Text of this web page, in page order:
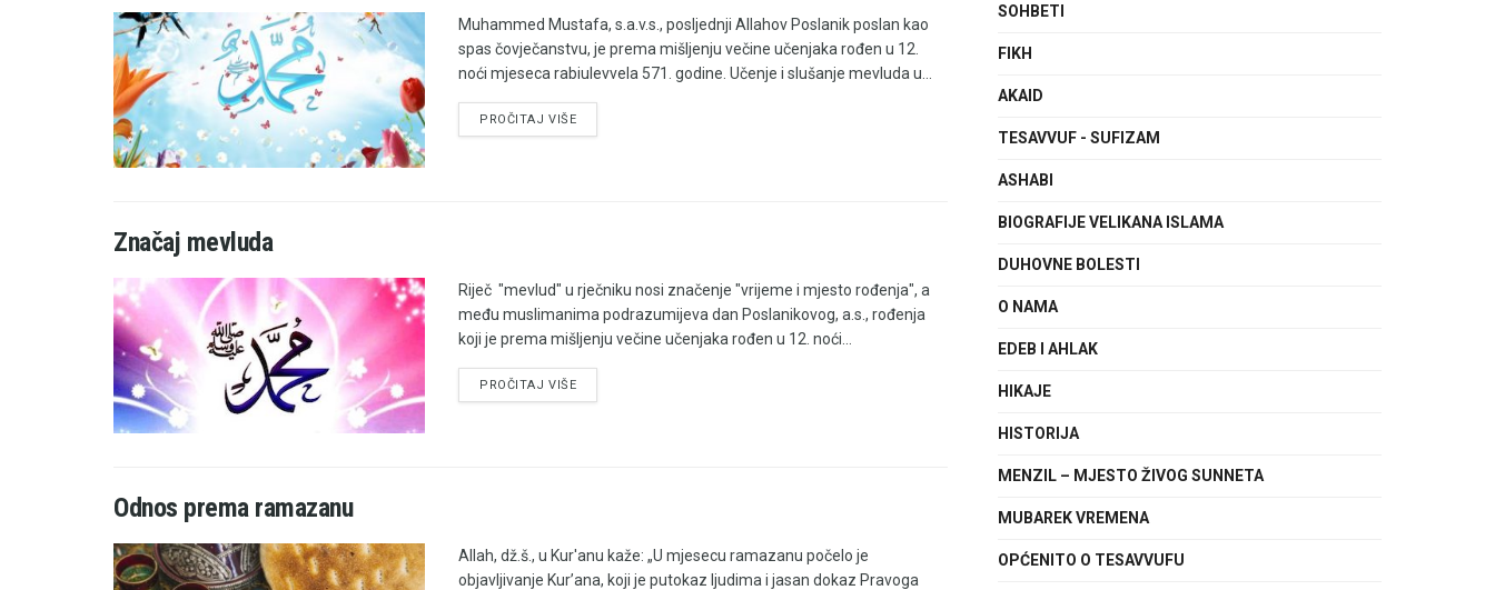
Muhammed Mustafa, s.a.v.s., posljednji Allahov Poslanik poslan kao
spas čovječanstvu, je prema mišljenju večine učenjaka rođen u 12.
noći mjeseca rabiulevvela 571. godine. Učenje i slušanje mevluda u...
PROČITAJ VIŠE
Značaj mevluda
Riječ "mevlud" u rječniku nosi značenje "vrijeme i mjesto rođenja", a
među muslimanima podrazumijeva dan Poslanikovog, a.s., rođenja
koji je prema mišljenju večine učenjaka rođen u 12. noći...
PROČITAJ VIŠE
Odnos prema ramazanu
Allah, dž.š., u Kur'anu kaže: „U mjesecu ramazanu počelo je
objavljivanje Kur’ana, koji je putokaz ljudima i jasan dokaz Pravoga
SOHBETI
FIKH
AKAID
TESAVVUF - SUFIZAM
ASHABI
BIOGRAFIJE VELIKANA ISLAMA
DUHOVNE BOLESTI
O NAMA
EDEB I AHLAK
HIKAJE
HISTORIJA
MENZIL – MJESTO ŽIVOG SUNNETA
MUBAREK VREMENA
OPĆENITO O TESAVVUFU